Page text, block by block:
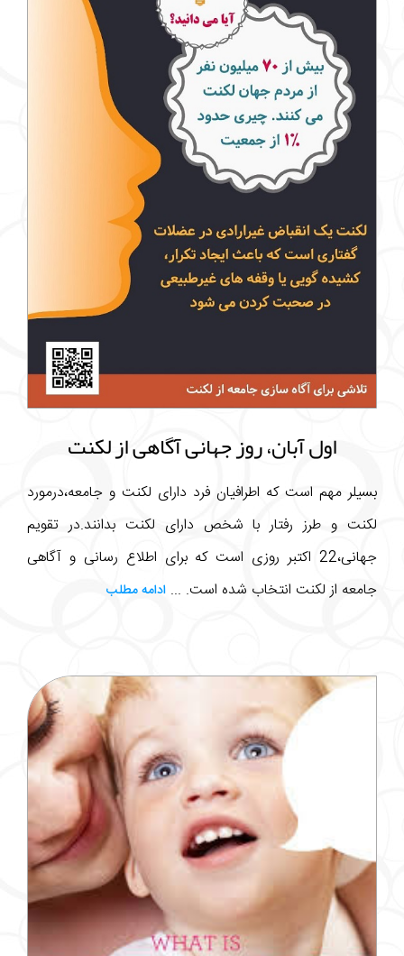
اول آبان، روز جهانی آگاهی از لکنت
بسیلر مهم است که اطرافیان فرد دارای لکنت و جامعه،درمورد
لکنت و طرز رفتار با شخص دارای لکنت بدانند.در تقویم
جهانی،22 اکتبر روزی است که برای اطلاع رسانی و آگاهی
جامعه از لکنت انتخاب شده است. ... ادامه مطلب